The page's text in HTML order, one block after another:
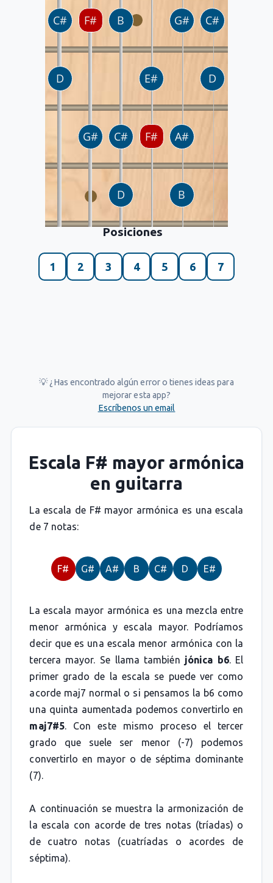
Posiciones
1 2 3 4 5 6 7
💡 ¿Has encontrado algún error o tienes ideas para
mejorar esta app?
Escríbenos un email
Escala F# mayor armónica
en guitarra
La escala de F# mayor armónica es una escala
de 7 notas:
F# G# A# B C# D E#
La escala mayor armónica es una mezcla entre
menor armónica y escala mayor. Podríamos
decir que es una escala menor armónica con la
tercera mayor. Se llama también jónica b6. El
primer grado de la escala se puede ver como
acorde maj7 normal o si pensamos la b6 como
una quinta aumentada podemos convertirlo en
maj7#5. Con este mismo proceso el tercer
grado que suele ser menor (-7) podemos
convertirlo en mayor o de séptima dominante
(7).
A continuación se muestra la armonización de
la escala con acorde de tres notas (tríadas) o
de cuatro notas (cuatríadas o acordes de
séptima).